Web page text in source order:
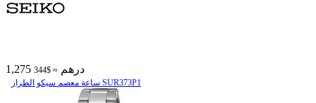
1,275 درهم ≈ $344
ساعة معصم سیکو الطراز SUR373P1